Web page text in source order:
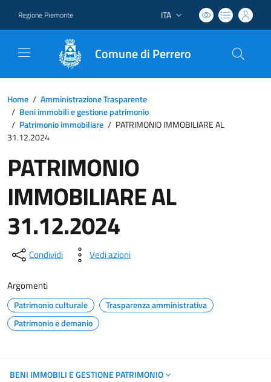
Regione Piemonte Lingua attiva:
ITA
Comune di Perrero
Home / Amministrazione Trasparente
/ Beni immobili e gestione patrimonio
/ Patrimonio immobiliare / PATRIMONIO IMMOBILIARE AL
31.12.2024
PATRIMONIO
IMMOBILIARE AL
31.12.2024
Condividi Vedi azioni
Argomenti
Patrimonio culturale
Trasparenza amministrativa
Patrimonio e demanio
BENI IMMOBILI E GESTIONE PATRIMONIO